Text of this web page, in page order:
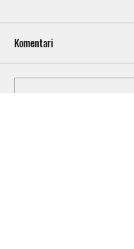
Komentari